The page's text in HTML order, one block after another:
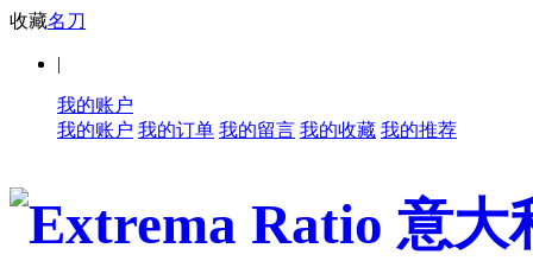
收藏名刀
|
我的账户
我的账户 我的订单 我的留言 我的收藏 我的推荐